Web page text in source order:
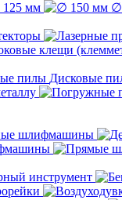
мм ∅
клещи
Дисковые
шлифмашины
инструмент